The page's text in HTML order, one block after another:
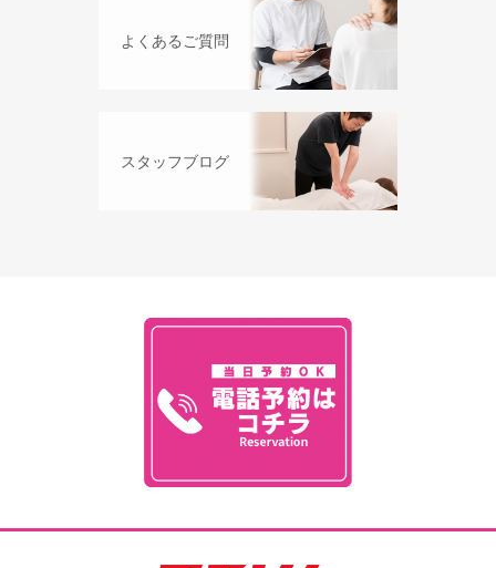
よくあるご質問
スタッフブログ